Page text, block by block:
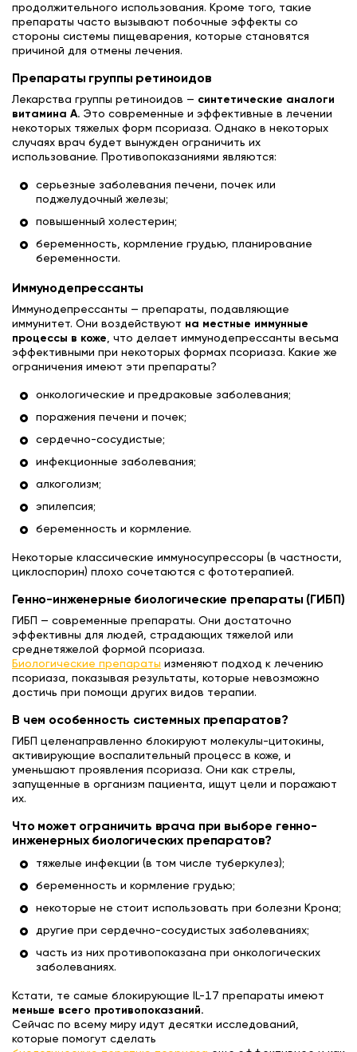
продолжительного использования. Кроме того, такие
препараты часто вызывают побочные эффекты со
стороны системы пищеварения, которые становятся
причиной для отмены лечения.
Препараты группы ретиноидов
Лекарства группы ретиноидов — синтетические аналоги
витамина А. Это современные и эффективные в лечении
некоторых тяжелых форм псориаза. Однако в некоторых
случаях врач будет вынужден ограничить их
использование. Противопоказаниями являются:
серьезные заболевания печени, почек или
поджелудочный железы;
повышенный холестерин;
беременность, кормление грудью, планирование
беременности.
Иммунодепрессанты
Иммунодепрессанты — препараты, подавляющие
иммунитет. Они воздействуют на местные иммунные
процессы в коже, что делает иммунодепрессанты весьма
эффективными при некоторых формах псориаза. Какие же
ограничения имеют эти препараты?
онкологические и предраковые заболевания;
поражения печени и почек;
сердечно-сосудистые;
инфекционные заболевания;
алкоголизм;
эпилепсия;
беременность и кормление.
Некоторые классические иммуносупрессоры (в частности,
циклоспорин) плохо сочетаются с фототерапией.
Генно-инженерные биологические препараты (ГИБП)
ГИБП — современные препараты. Они достаточно
эффективны для людей, страдающих тяжелой или
среднетяжелой формой псориаза.
Биологические препараты изменяют подход к лечению
псориаза, показывая результаты, которые невозможно
достичь при помощи других видов терапии.
В чем особенность системных препаратов?
ГИБП целенаправленно блокируют молекулы-цитокины,
активирующие воспалительный процесс в коже, и
уменьшают проявления псориаза. Они как стрелы,
запущенные в организм пациента, ищут цели и поражают
их.
Что может ограничить врача при выборе генно-
инженерных биологических препаратов?
тяжелые инфекции (в том числе туберкулез);
беременность и кормление грудью;
некоторые не стоит использовать при болезни Крона;
другие при сердечно-сосудистых заболеваниях;
часть из них противопоказана при онкологических
заболеваниях.
Кстати, те самые блокирующие IL-17 препараты имеют
меньше всего противопоказаний.
Сейчас по всему миру идут десятки исследований,
которые помогут сделать